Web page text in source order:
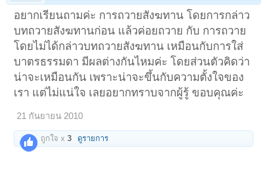
อยากเรียนถามค่ะ การถวายสังฆทาน โดยการกล่าว
บทถวายสังฆทานก่อน แล้วค่อยถวาย กับ การถวาย
โดยไม่ได้กล่าวบทถวายสังฆทาน เหมือนกับการใส่
บาตรธรรมดา มีผลต่างกันไหมค่ะ โดยส่วนตัวคิดว่า
น่าจะเหมือนกัน เพราะน่าจะขึ้นกับความตั้งใจของ
เรา แต่ไม่แน่ใจ เลยอยากทราบจากผู้รู้ ขอบคุณค่ะ
21 กันยายน 2010
ถูกใจ x3 ดูรายการ